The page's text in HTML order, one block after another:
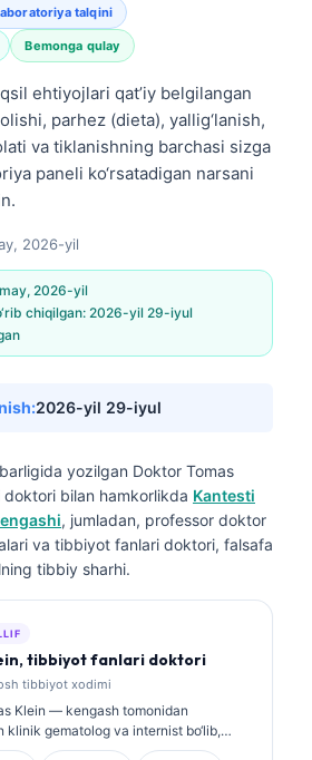
talqini
Bemonga qulay
ehtiyojlari qat’iy belgilangan
parhez (dieta), yallig‘lanish,
va tiklanishning barchasi sizga
paneli ko‘rsatadigan narsani
2026-yil
2026-yil
chiqilgan: 2026-yil 29-iyul
2026-yil 29-iyul
yozilgan Doktor Tomas
doktori bilan hamkorlikda Kantesti
, jumladan, professor doktor
va tibbiyot fanlari doktori, falsafa
tibbiy sharhi.
tibbiyot fanlari doktori
tibbiyot xodimi
Klein — kengash tomonidan
klinik gematolog va internist bo‘lib,
tibbiyoti va AI yordamida klinik tahlil